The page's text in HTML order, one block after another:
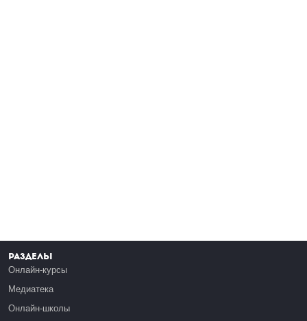
Разделы
Онлайн-курсы
Медиатека
Онлайн-школы